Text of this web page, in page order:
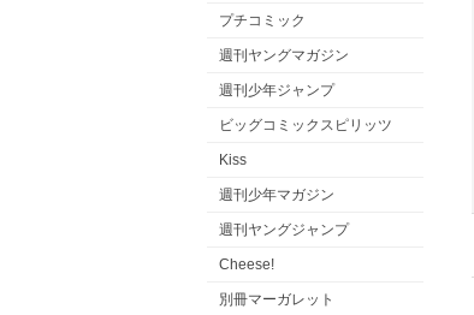
プチコミック
週刊ヤングマガジン
週刊少年ジャンプ
ビッグコミックスピリッツ
Kiss
週刊少年マガジン
週刊ヤングジャンプ
Cheese!
別冊マーガレット